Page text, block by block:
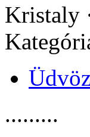
Kristaly
.........